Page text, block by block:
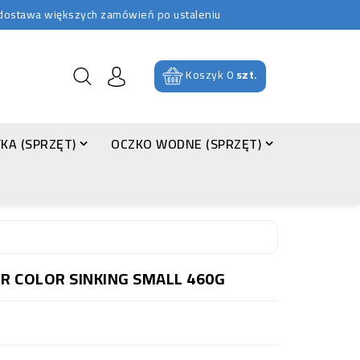
większych zamówień po ustaleniu
Koszyk0szt.
(SPRZĘT)
OCZKO WODNE (SPRZĘT)
COLOR SINKING SMALL 460G